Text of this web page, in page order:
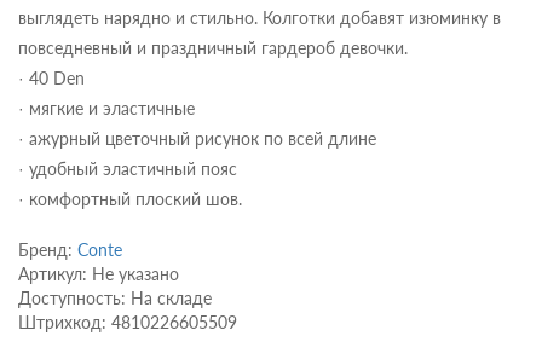
выглядеть нарядно и стильно. Колготки добавят изюминку в
повседневный и праздничный гардероб девочки.
· 40 Den
· мягкие и эластичные
· ажурный цветочный рисунок по всей длине
· удобный эластичный пояс
· комфортный плоский шов.
Бренд: Conte
Артикул: Не указано
Доступность: На складе
Штрихкод: 4810226605509